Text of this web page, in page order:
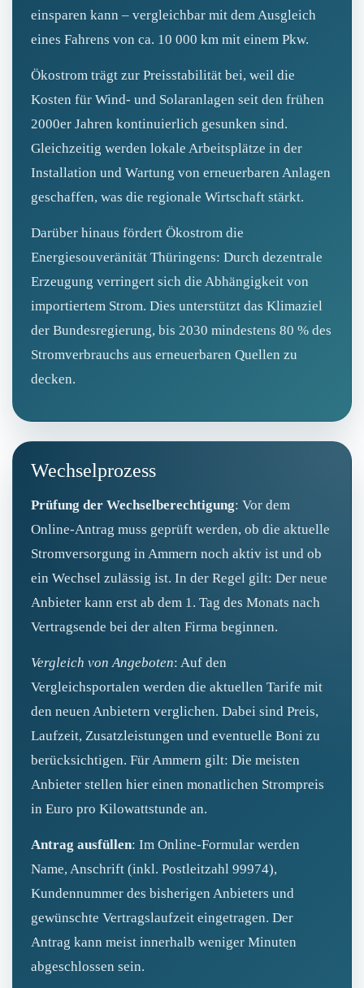
einsparen kann – vergleichbar mit dem Ausgleich
eines Fahrens von ca. 10 000 km mit einem Pkw.
Ökostrom trägt zur Preisstabilität bei, weil die
Kosten für Wind- und Solaranlagen seit den frühen
2000er Jahren kontinuierlich gesunken sind.
Gleichzeitig werden lokale Arbeitsplätze in der
Installation und Wartung von erneuerbaren Anlagen
geschaffen, was die regionale Wirtschaft stärkt.
Darüber hinaus fördert Ökostrom die
Energiesouveränität Thüringens: Durch dezentrale
Erzeugung verringert sich die Abhängigkeit von
importiertem Strom. Dies unterstützt das Klimaziel
der Bundesregierung, bis 2030 mindestens 80 % des
Stromverbrauchs aus erneuerbaren Quellen zu
decken.
Wechselprozess
Prüfung der Wechselberechtigung: Vor dem
Online‑Antrag muss geprüft werden, ob die aktuelle
Stromversorgung in Ammern noch aktiv ist und ob
ein Wechsel zulässig ist. In der Regel gilt: Der neue
Anbieter kann erst ab dem 1. Tag des Monats nach
Vertragsende bei der alten Firma beginnen.
Vergleich von Angeboten: Auf den
Vergleichsportalen werden die aktuellen Tarife mit
den neuen Anbietern verglichen. Dabei sind Preis,
Laufzeit, Zusatzleistungen und eventuelle Boni zu
berücksichtigen. Für Ammern gilt: Die meisten
Anbieter stellen hier einen monatlichen Strompreis
in Euro pro Kilowattstunde an.
Antrag ausfüllen: Im Online‑Formular werden
Name, Anschrift (inkl. Postleitzahl 99974),
Kundennummer des bisherigen Anbieters und
gewünschte Vertragslaufzeit eingetragen. Der
Antrag kann meist innerhalb weniger Minuten
abgeschlossen sein.